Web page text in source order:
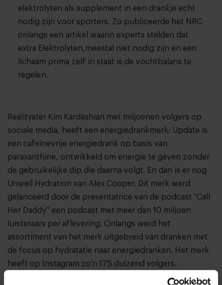
elektrolyten als supplement in een drankje echt
nodig zijn voor sporters. Zo publiceerde het NRC
onlangs een artikel waarin experts stelden dat
extra Elektrolyten,meestal niet nodig zijn en een
lichaam prima zelf in staat is de vochtbalans te
regelen.
Realityster Kim Kardashian met miljoenen volgers op
sociale media, heeft een energiedrankmerk: Update is
een cafeïnevrije energiedrank op basis van
paraxanthine, ontwikkeld om energie te geven zonder
de gebruikelijke dip die daarna volgt. En dan is er nog
Unwell Hydration van Alex Cooper. Dit merk werd
gelanceerd door de presentatrice van de podcast “Call
Her Daddy” een podcast met meer dan 10 miljoen
luisteraars per aflevering. Onlangs werd het
assortiment van het merk uitgebreid van dranken met
de focus op hydratatie naar energiedranken. Het merk
heeft op Instagram zo’n 175 duizend volgers.